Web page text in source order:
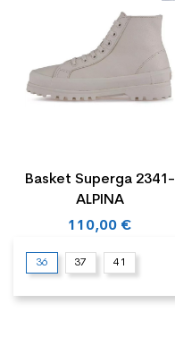
Basket Superga 2341-
ALPINA
110,00 €
36 37 41